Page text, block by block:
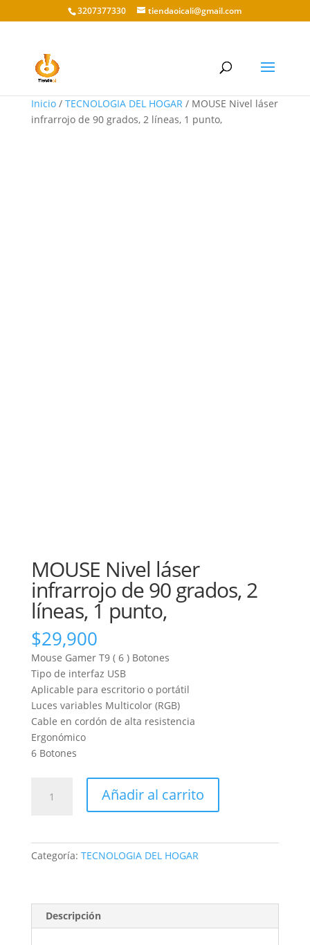
3207377330 tiendaoicali@gmail.com
Inicio/ TECNOLOGIA DEL HOGAR/ MOUSE Nivel láser
infrarrojo de 90 grados, 2 líneas, 1 punto,
MOUSE Nivel láser
infrarrojo de 90 grados, 2
líneas, 1 punto,
$29,900
Mouse Gamer T9 ( 6 ) Botones
Tipo de interfaz USB
Aplicable para escritorio o portátil
Luces variables Multicolor (RGB)
Cable en cordón de alta resistencia
Ergonómico
6 Botones
Nivel
líneas,
1
Añadir al carrito
Categoría: TECNOLOGIA DEL HOGAR
Descripción